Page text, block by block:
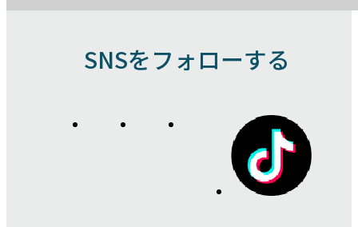
SNSをフォローする